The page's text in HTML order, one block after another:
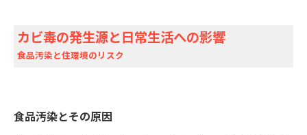
カビ毒の発生源と日常生活への影響
食品汚染と住環境のリスク
食品汚染とその原因